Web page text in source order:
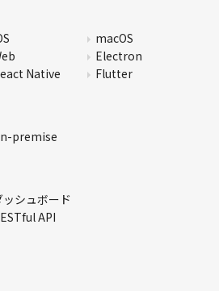
macOS
Electron
Native Flutter
premise
ッシュボード
API